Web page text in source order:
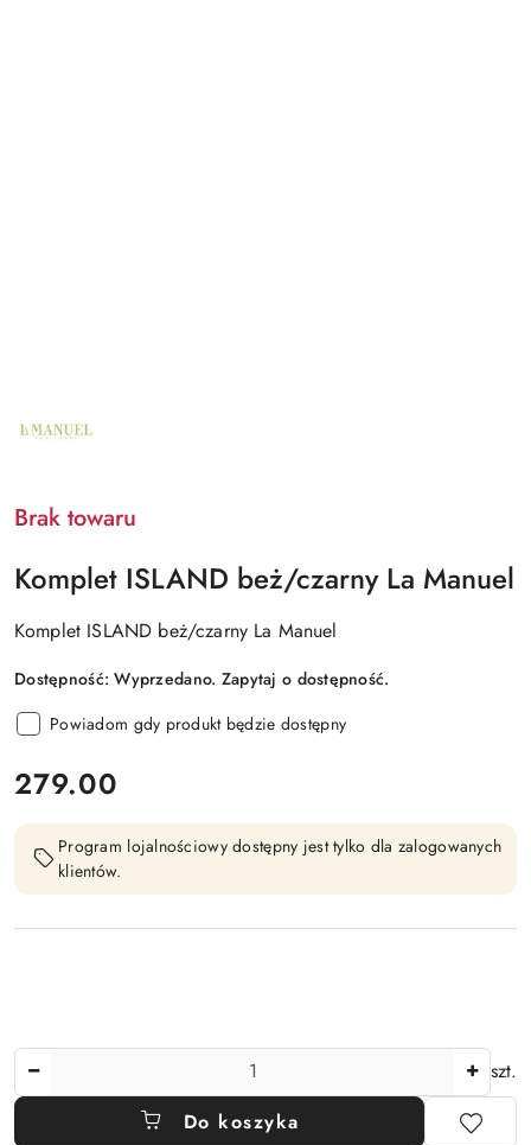
LA
MANUEL
Brak towaru
Komplet ISLAND beż/czarny La Manuel
Komplet ISLAND beż/czarny La Manuel
Dostępność:Wyprzedano. Zapytaj o dostępność.
Powiadom gdy produkt będzie dostępny
cena:
279.00
Program lojalnościowy dostępny jest tylko dla zalogowanych
klientów.
szt.
Do koszyka